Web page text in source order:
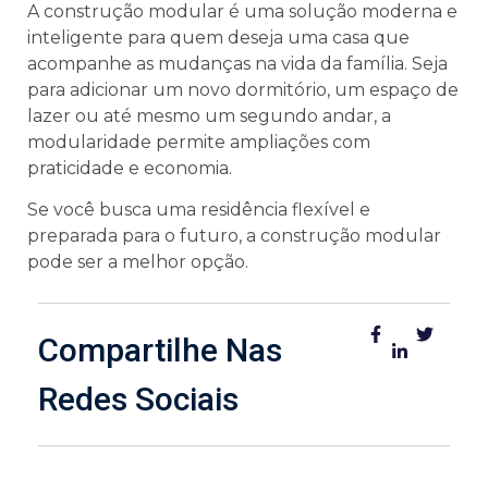
A construção modular é uma solução moderna e
inteligente para quem deseja uma casa que
acompanhe as mudanças na vida da família. Seja
para adicionar um novo dormitório, um espaço de
lazer ou até mesmo um segundo andar, a
modularidade permite ampliações com
praticidade e economia.
Se você busca uma residência flexível e
preparada para o futuro, a construção modular
pode ser a melhor opção.
Compartilhe Nas
Redes Sociais